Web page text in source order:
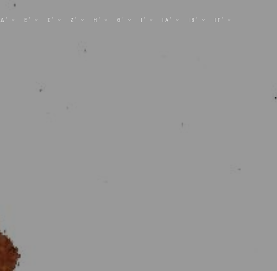
Δ΄ Ε΄ Σ΄ Ζ΄ Η΄ Θ΄ Ι΄ ΙΑ΄ ΙΒ΄ ΙΓ΄